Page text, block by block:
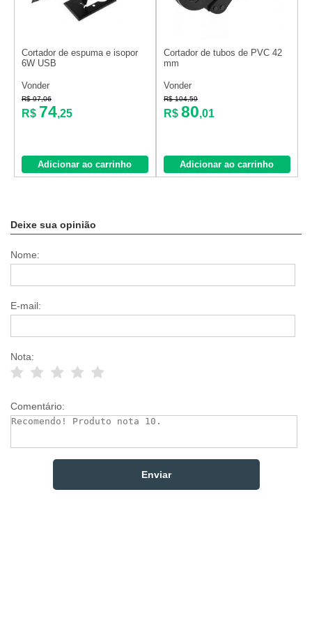
Cortador de espuma e isopor
6W USB
Vonder
R$ 97,06
R$ 74,25
Adicionar ao carrinho
Cortador de tubos de PVC 42
mm
Vonder
R$ 104,59
R$ 80,01
Adicionar ao carrinho
Deixe sua opinião
Nome:
E-mail:
Nota:
Comentário: